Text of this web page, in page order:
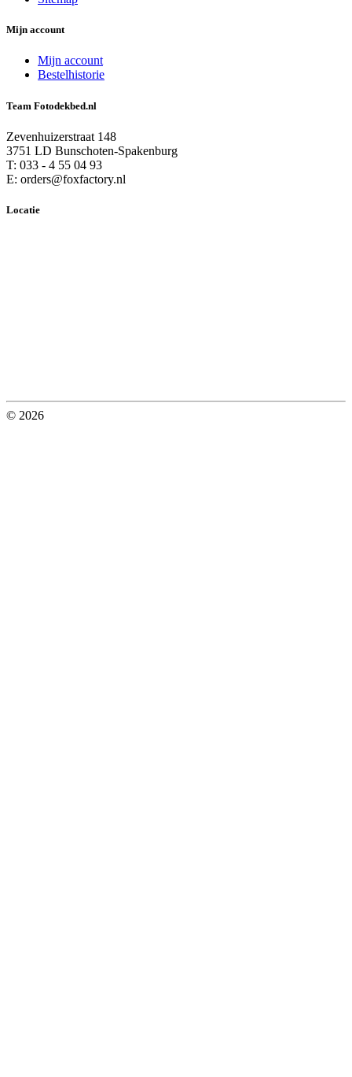
Mijn account
Mijn account
Bestelhistorie
Team Fotodekbed.nl
Zevenhuizerstraat 148
3751 LD Bunschoten-Spakenburg
T: 033 - 4 55 04 93
E: orders@foxfactory.nl
Locatie
© 2026